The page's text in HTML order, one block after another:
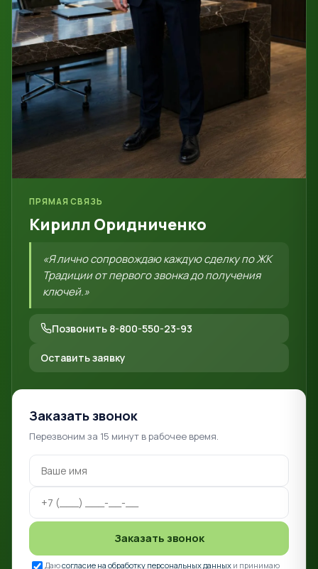
ПРЯМАЯ СВЯЗЬ
Кирилл Оридниченко
«Я лично сопровождаю каждую сделку по ЖК
Традиции от первого звонка до получения
ключей.»
Позвонить 8-800-550-23-93
Оставить заявку
Заказать звонок
Перезвоним за 15 минут в рабочее время.
Заказать звонок
Даюсогласие на обработку персональных данных и принимаю